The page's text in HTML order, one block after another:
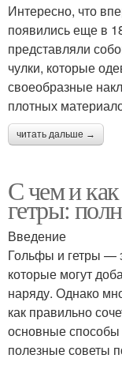
Интересно, что
появились еще в
представляли
чулки, которые
своеобразные
плотных
читать дальше →
С чем и
гетры:
Введение
Гольфы и гетры —
которые могут
наряду. Однако
как правильно
основные
полезные советы